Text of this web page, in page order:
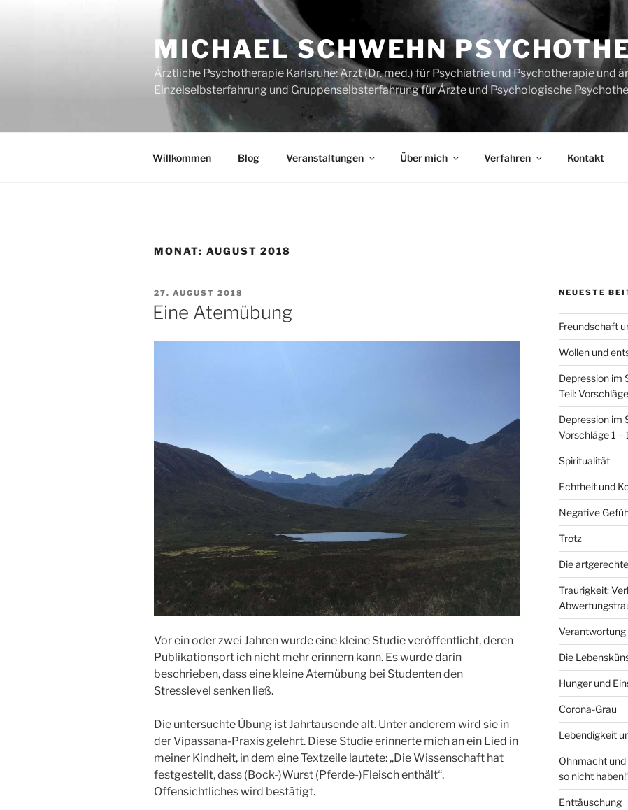
MICHAEL SCHWEHN
Ärztliche Psychotherapie Karlsruhe: Arzt (Dr. med.) für Psychiatrie und Psychotherapie und
Einzelselbsterfahrung und Gruppenselbsterfahrung für Ärzte und Psychologische
Willkommen Blog Veranstaltungen Über mich Verfahren Kontakt
MONAT: AUGUST 2018
VERÖFFENTLICHT
AM
27. AUGUST 2018
Eine Atemübung
Vor ein oder zwei Jahren wurde eine kleine Studie veröffentlicht, deren
Publikationsort ich nicht mehr erinnern kann. Es wurde darin
beschrieben, dass eine kleine Atemübung bei Studenten den
Stresslevel senken ließ.
Die untersuchte Übung ist Jahrtausende alt. Unter anderem wird sie in
der Vipassana-Praxis gelehrt. Diese Studie erinnerte mich an ein Lied in
meiner Kindheit, in dem eine Textzeile lautete: „Die Wissenschaft hat
festgestellt, dass (Bock-)Wurst (Pferde-)Fleisch enthält“.
Offensichtliches wird bestätigt.
NEUESTE
Freundschaft
Wollen und
Depression im
Teil:
Depression im
Vorschläge 1 –
Spiritualität
Echtheit und
Negative
Trotz
Die
Traurigkeit:
Verantwortung
Die
Hunger und
Corona-Grau
Lebendigkeit
Ohnmacht und
so nicht
Enttäuschung